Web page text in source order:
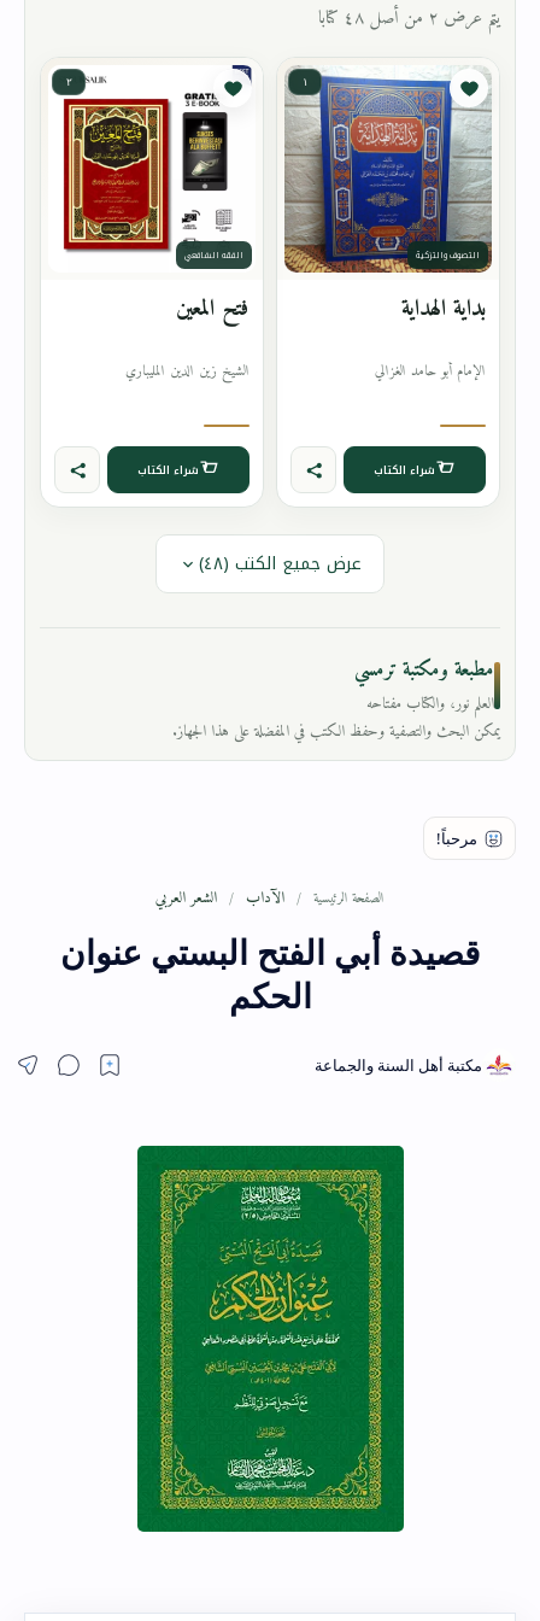
يتم عرض ٢ من أصل ٤٨ كتابا
١
التصوف والتزكية
بداية الهداية
الإمام أبو حامد الغزالي
شراء الكتاب
٢
الفقه الشافعي
فتح المعين
الشيخ زين الدين المليباري
شراء الكتاب
عرض جميع الكتب (٤٨)
مطبعة ومكتبة ترمسي
العلم نور، والكتاب مفتاحه
يمكن البحث والتصفية وحفظ الكتب في المفضلة على هذا الجهاز.
الصفحة الرئيسية الآداب الشعر العربي
قصيدة أبي الفتح البستي عنوان
الحكم